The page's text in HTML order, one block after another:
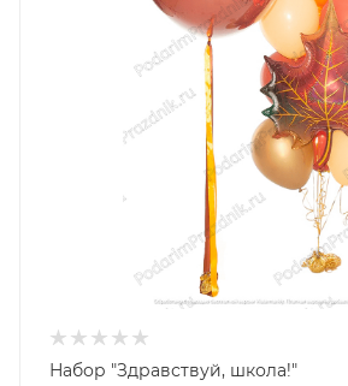
Набор "Здравствуй, школа!"